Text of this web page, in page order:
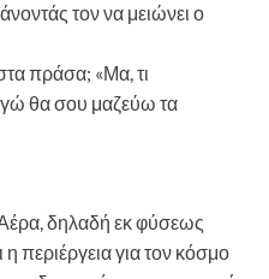
τον να μειώνει ο
πράσα; «Μα, τι
θα σου μαζεύω τα
δηλαδή εκ φύσεως
η περιέργεια για τον κόσμο